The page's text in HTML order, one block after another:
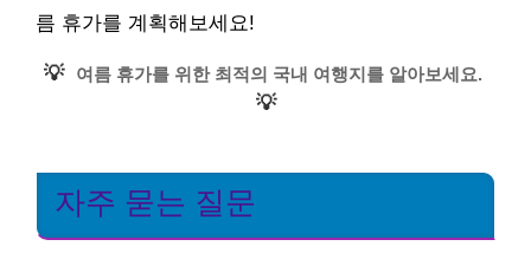
름 휴가를 계획해보세요!
💡 여름 휴가를 위한 최적의 국내 여행지를 알아보세요.
💡
자주 묻는 질문